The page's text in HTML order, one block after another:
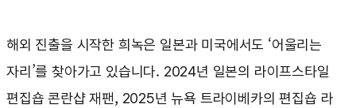
해외 진출을 시작한 희녹은 일본과 미국에서도 ‘어울리는
자리’를 찾아가고 있습니다. 2024년 일본의 라이프스타일
편집숍 콘란샵 재팬, 2025년 뉴욕 트라이베카의 편집숍 라